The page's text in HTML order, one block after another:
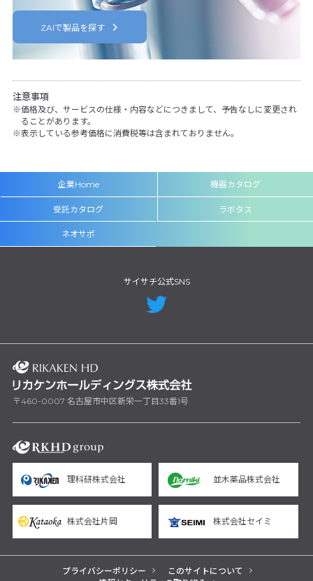
ZAIで製品を探す
注意事項
価格及び、サービスの仕様・内容などにつきまして、予告なしに変更され
ることがあります。
表示している参考価格に消費税等は含まれておりません。
企業Home 機器カタログ
受託カタログ ラボタス
ネオサポ
サイサチ公式SNS
〒460-0007 名古屋市中区新栄一丁目33番1号
理科研株式会社 並木薬品株式会社
株式会社片岡 株式会社セイミ
プライバシーポリシー
このサイトについて